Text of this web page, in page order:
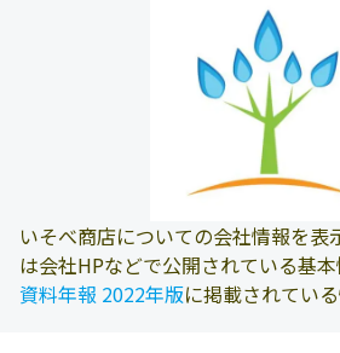
いそべ商店についての会社情報を表
は会社HPなどで公開されている基本
資料年報 2022年版に掲載されてい